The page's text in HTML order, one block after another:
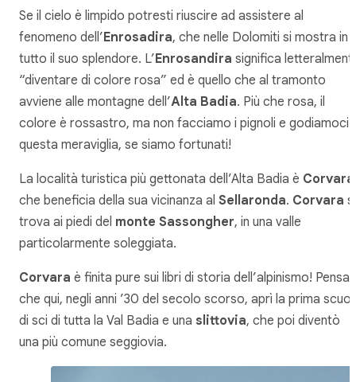
Se il cielo è limpido potresti riuscire ad assistere al
fenomeno dell’Enrosadira, che nelle Dolomiti si mostra in
tutto il suo splendore. L’Enrosandira significa
“diventare di colore rosa” ed è quello che al tramonto
avviene alle montagne dell’Alta Badia. Più che rosa, il
colore è rossastro, ma non facciamo i pignoli e godiamoci
questa meraviglia, se siamo fortunati!
La località turistica più gettonata dell’Alta Badia è Corvara
che beneficia della sua vicinanza al Sellaronda. Corvara si
trova ai piedi del monte Sassongher, in una valle
particolarmente soleggiata.
Corvara è finita pure sui libri di storia dell’alpinismo! Pensa
che qui, negli anni ’30 del secolo scorso, aprì la prima
di sci di tutta la Val Badia e una slittovia, che poi diventò
una più comune seggiovia.